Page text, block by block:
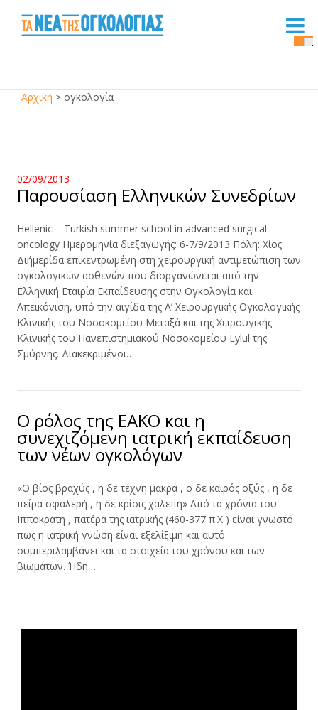
Αρχική > ογκολογία
02/09/2013
Παρουσίαση Ελληνικών Συνεδρίων
Hellenic – Turkish summer school in advanced surgical
oncology Ημερομηνία διεξαγωγής: 6-7/9/2013 Πόλη: Χίος
Διήμερίδα επικεντρωμένη στη χειρουργική αντιμετώπιση των
ογκολογικών ασθενών που διοργανώνεται από την
Ελληνική Εταιρία Εκπαίδευσης στην Ογκολογία και
Απεικόνιση, υπό την αιγίδα της Α’ Χειρουργικής Ογκολογικής
Κλινικής του Νοσοκομείου Μεταξά και της Χειρουγικής
Κλινικής του Πανεπιστημιακού Νοσοκομείου Eylul της
Σμύρνης. Διακεκριμένοι…
Ο ρόλος της ΕΑΚΟ και η
συνεχιζόμενη ιατρική εκπαίδευση
των νέων ογκολόγων
«Ο βίος βραχύς , η δε τέχνη μακρά , ο δε καιρός οξύς , η δε
πείρα σφαλερή , η δε κρίσις χαλεπή» Από τα χρόνια του
Ιπποκράτη , πατέρα της ιατρικής (460-377 π.Χ ) είναι γνωστό
πως η ιατρική γνώση είναι εξελίξιμη και αυτό
συμπεριλαμβάνει και τα στοιχεία του χρόνου και των
βιωμάτων. Ήδη…